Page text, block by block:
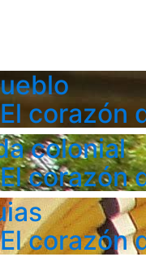
corazón
colonial
corazón
corazón